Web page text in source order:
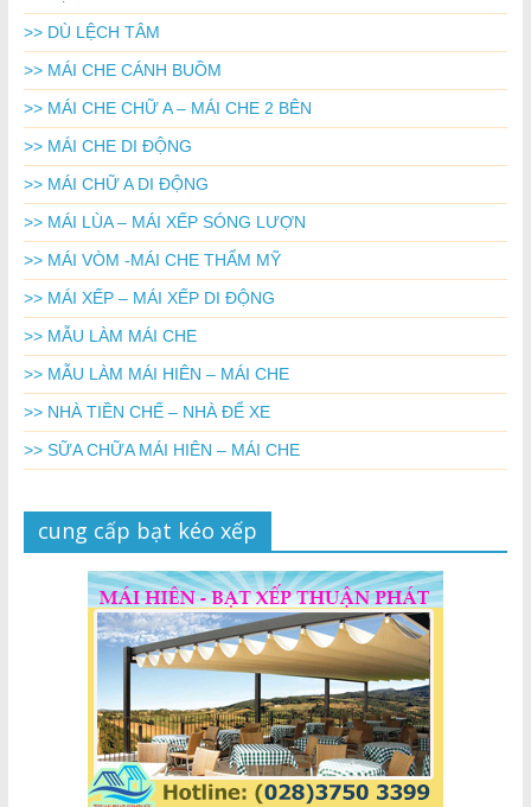
>> DÙ LỆCH TÂM
>> MÁI CHE CÁNH BUỒM
>> MÁI CHE CHỮ A – MÁI CHE 2 BÊN
>> MÁI CHE DI ĐỘNG
>> MÁI CHỮ A DI ĐỘNG
>> MÁI LÙA – MÁI XẾP SÓNG LƯỢN
>> MÁI VÒM -MÁI CHE THẨM MỸ
>> MÁI XẾP – MÁI XẾP DI ĐỘNG
>> MẪU LÀM MÁI CHE
>> MẪU LÀM MÁI HIÊN – MÁI CHE
>> NHÀ TIỀN CHẾ – NHÀ ĐỂ XE
>> SỮA CHỮA MÁI HIÊN – MÁI CHE
cung cấp bạt kéo xếp